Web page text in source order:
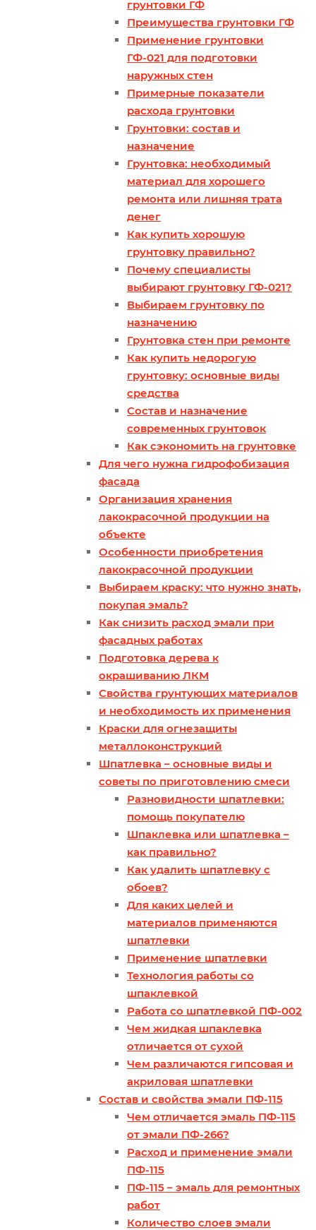
грунтовки ГФ
Преимущества грунтовки ГФ
Применение грунтовки
ГФ-021 для подготовки
наружных стен
Примерные показатели
расхода грунтовки
Грунтовки: состав и
назначение
Грунтовка: необходимый
материал для хорошего
ремонта или лишняя трата
денег
Как купить хорошую
грунтовку правильно?
Почему специалисты
выбирают грунтовку ГФ-021?
Выбираем грунтовку по
назначению
Грунтовка стен при ремонте
Как купить недорогую
грунтовку: основные виды
средства
Состав и назначение
современных грунтовок
Как сэкономить на грунтовке
Для чего нужна гидрофобизация
фасада
Организация хранения
лакокрасочной продукции на
объекте
Особенности приобретения
лакокрасочной продукции
Выбираем краску: что нужно знать,
покупая эмаль?
Как снизить расход эмали при
фасадных работах
Подготовка дерева к
окрашиванию ЛКМ
Свойства грунтующих материалов
и необходимость их применения
Краски для огнезащиты
металлоконструкций
Шпатлевка – основные виды и
советы по приготовлению смеси
Разновидности шпатлевки:
помощь покупателю
Шпаклевка или шпатлевка –
как правильно?
Как удалить шпатлевку с
обоев?
Для каких целей и
материалов применяются
шпатлевки
Применение шпатлевки
Технология работы со
шпаклевкой
Работа со шпатлевкой ПФ-002
Чем жидкая шпаклевка
отличается от сухой
Чем различаются гипсовая и
акриловая шпатлевки
Состав и свойства эмали ПФ-115
Чем отличается эмаль ПФ-115
от эмали ПФ-266?
Расход и применение эмали
ПФ-115
ПФ-115 – эмаль для ремонтных
работ
Количество слоев эмали